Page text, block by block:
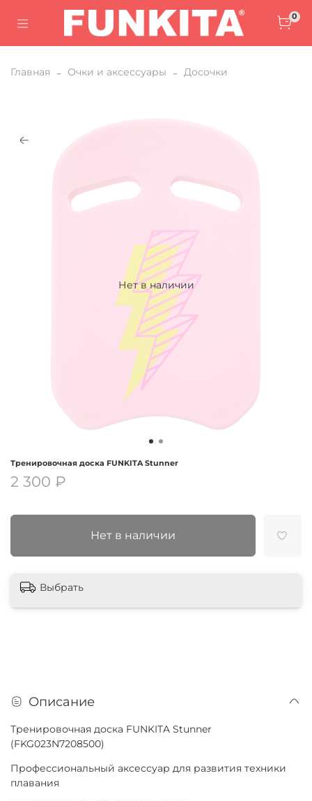
0
Главная Очки и аксессуары Досочки
Нет в наличии
Тренировочная доска FUNKITA Stunner
2 300 ₽
Нет в наличии
Выбрать
Описание
Тренировочная доска FUNKITA Stunner
(FKG023N7208500)
Профессиональный аксессуар для развития техники
плавания